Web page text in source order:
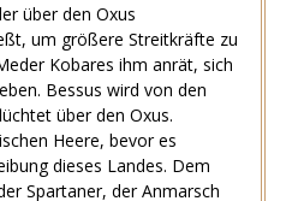
über den Oxus
um größere Streitkräfte zu
Kobares ihm anrät, sich
Bessus wird von den
über den Oxus.
Heere, bevor es
dieses Landes. Dem
Spartaner, der Anmarsch